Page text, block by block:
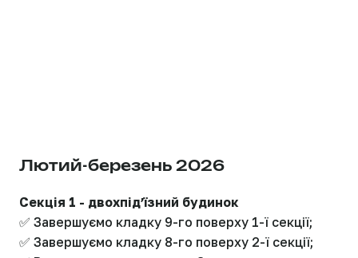
Лютий-березень 2026
Секція 1 - двохпідʼїзний будинок
✅ Завершуємо кладку 9-го поверху 1-ї секції;
✅ Завершуємо кладку 8-го поверху 2-ї секції;